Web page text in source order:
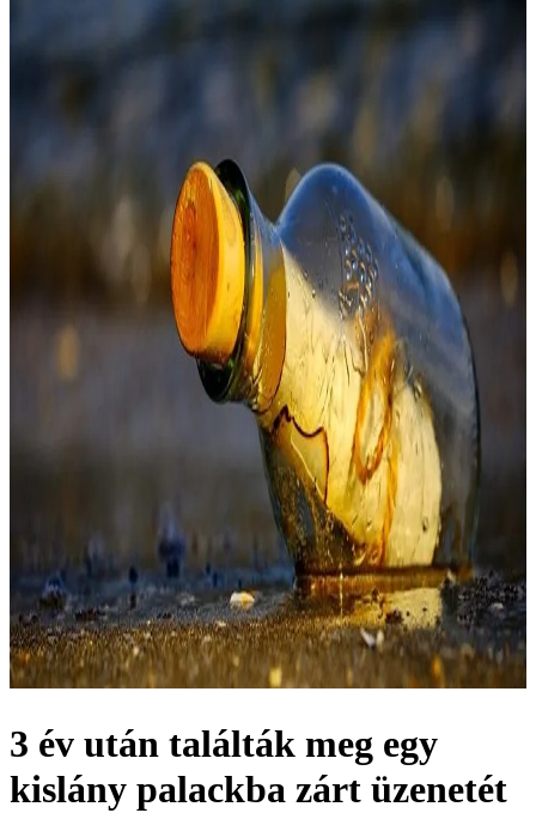
3 év után találták meg egy
kislány palackba zárt üzenetét